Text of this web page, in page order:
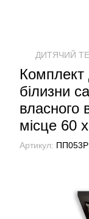
ДИТЯЧИЙ
Комплект
білизни
власного
місце 60
Артикул: ПП053Р